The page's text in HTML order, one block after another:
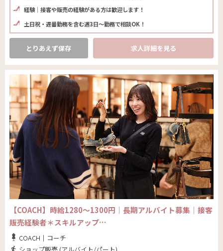
経験│接客や販売の経験がある方は歓迎します！
土日祝・遅番勤務を含む週3日～勤務で相談OK！
とりあえず保存 求人詳細を見る
【COACH】時給1280～1300円｜長期アルバイト募集│接客
販売経験者＊スキルアップ…
COACH｜コーチ